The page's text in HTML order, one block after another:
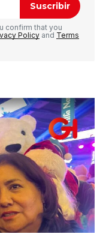
y sitio
la próxima vez que
Suscribir
confirm that you
Policy and Terms